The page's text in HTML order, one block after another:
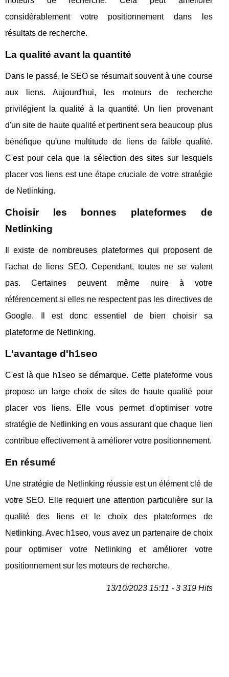
considérablement votre positionnement dans les
résultats de recherche.
La qualité avant la quantité
Dans le passé, le SEO se résumait souvent à une course
aux liens. Aujourd'hui, les moteurs de recherche
privilégient la qualité à la quantité. Un lien provenant
d'un site de haute qualité et pertinent sera beaucoup plus
bénéfique qu'une multitude de liens de faible qualité.
C'est pour cela que la sélection des sites sur lesquels
placer vos liens est une étape cruciale de votre stratégie
de Netlinking.
Choisir les bonnes plateformes de
Netlinking
Il existe de nombreuses plateformes qui proposent de
l'achat de liens SEO. Cependant, toutes ne se valent
pas. Certaines peuvent même nuire à votre
référencement si elles ne respectent pas les directives de
Google. Il est donc essentiel de bien choisir sa
plateforme de Netlinking.
L'avantage d'h1seo
C'est là que h1seo se démarque. Cette plateforme vous
propose un large choix de sites de haute qualité pour
placer vos liens. Elle vous permet d'optimiser votre
stratégie de Netlinking en vous assurant que chaque lien
contribue effectivement à améliorer votre positionnement.
En résumé
Une stratégie de Netlinking réussie est un élément clé de
votre SEO. Elle requiert une attention particulière sur la
qualité des liens et le choix des plateformes de
Netlinking. Avec h1seo, vous avez un partenaire de choix
pour optimiser votre Netlinking et améliorer votre
positionnement sur les moteurs de recherche.
13/10/2023 15:11 - 3 319 Hits